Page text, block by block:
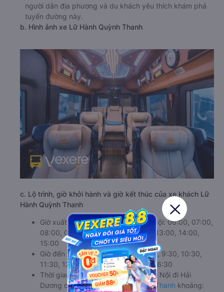
người dân địa phương và du khách yêu thích khám phá
tuyến đường này.
b. Hình ảnh xe Lữ Hành Quỳnh Thanh
c. Lộ trình, giờ khởi hành và giờ kết thúc của xe khách Lữ
Hành Quỳnh Thanh
Giờ xuất phát ở Hai Bà Trưng - Hà Nội: 06:00, 07:00,
08:00, 09:00, 10:00, 11:00, 12:00, 13:00, 14:00,
15:00
Giờ đến nơi ở Hải Dương: 7:30, 8:30, 9:30, 10:30,
11:30, 12:30, 13:30, 14:30, 15:30, 16:30
Thời gian chạy từ Hai Bà Trưng - Hà Nội đi Hải
Dương của nhà xeLữ Hành Quỳnh Thanh khoảng: